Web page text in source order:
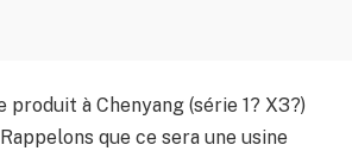
produit à Chenyang (série 1? X3?)
que ce sera une usine